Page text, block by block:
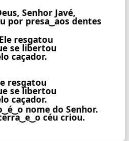
Senhor Javé,
por presa ͜ aos dentes
resgatou
se libertou
caçador.
resgatou
se libertou
caçador.
é ͜ o nome do Senhor.
e ͜ o céu criou.